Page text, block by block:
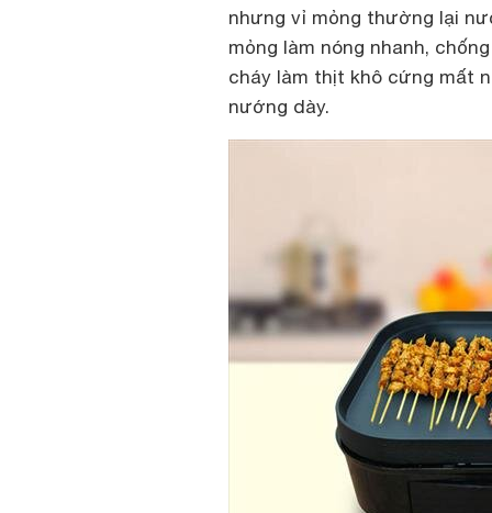
nhưng vỉ mỏng thường lại
mỏng làm nóng nhanh,
cháy làm thịt khô cứng mất
nướng dày.